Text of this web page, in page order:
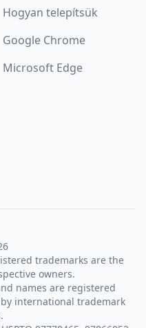
Hogyan telepítsük
Google Chrome
Microsoft Edge
trademarks are the
owners.
names are registered
international trademark